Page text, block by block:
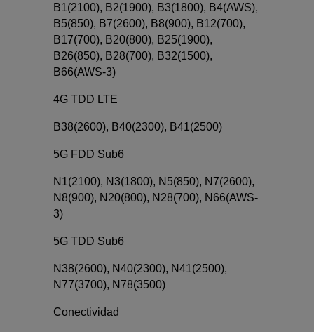
B1(2100), B2(1900), B3(1800), B4(AWS),
B5(850), B7(2600), B8(900), B12(700),
B17(700), B20(800), B25(1900),
B26(850), B28(700), B32(1500),
B66(AWS-3)
4G TDD LTE
B38(2600), B40(2300), B41(2500)
5G FDD Sub6
N1(2100), N3(1800), N5(850), N7(2600),
N8(900), N20(800), N28(700), N66(AWS-
3)
5G TDD Sub6
N38(2600), N40(2300), N41(2500),
N77(3700), N78(3500)
Conectividad